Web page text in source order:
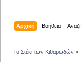
Αρχική Βοήθεια
Το Στέκι των Κιθαρωδών »